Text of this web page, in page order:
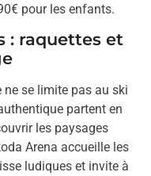
pour les enfants.
: raquettes et
ne se limite pas au ski
partent en
les paysages
Arena accueille les
ludiques et invite à